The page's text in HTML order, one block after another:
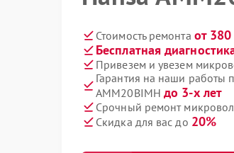
Стоимость ремонта от
Бесплатная
Привезем и увезем
Гарантия на наши работы
AMM20BIMH до 3-х лет
Срочный ремонт
Скидка для вас до 20%